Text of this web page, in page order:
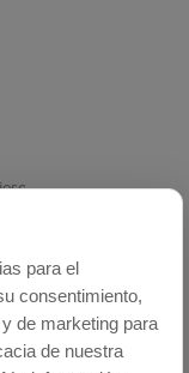
para el
consentimiento,
de marketing para
de nuestra